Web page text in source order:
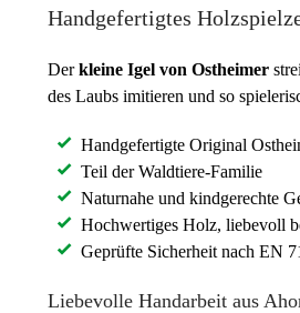
Handgefertigtes
Derkleine Igel von Ostheimer
des Laubs imitieren und so
Handgefertigte Original
Teil der Waldtiere-Familie
Naturnahe und kindgerechte
Hochwertiges Holz, liebevoll
Geprüfte Sicherheit nach EN
Liebevolle Handarbeit aus